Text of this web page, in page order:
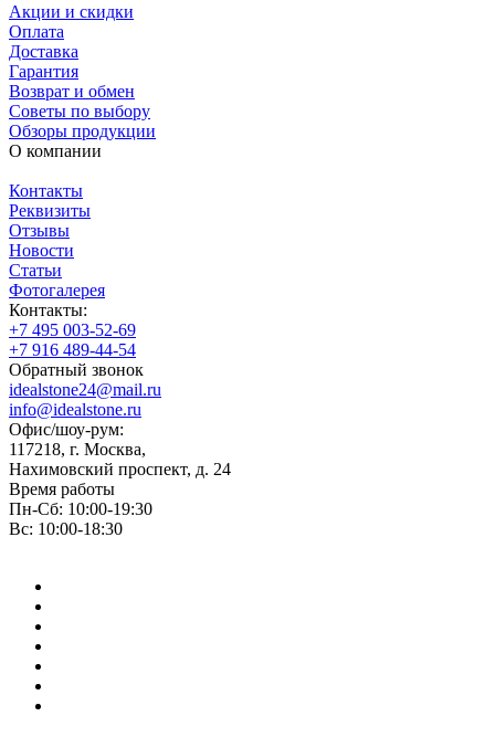
Акции и скидки
Оплата
Доставка
Гарантия
Возврат и обмен
Советы по выбору
Обзоры продукции
О компании
Контакты
Реквизиты
Отзывы
Новости
Статьи
Фотогалерея
Контакты:
+7 495 003-52-69
+7 916 489-44-54
Обратный звонок
idealstone24@mail.ru
info@idealstone.ru
Офис/шоу-рум:
117218, г. Москва,
Нахимовский проспект, д. 24
Время работы
Пн-Сб: 10:00-19:30
Вс: 10:00-18:30